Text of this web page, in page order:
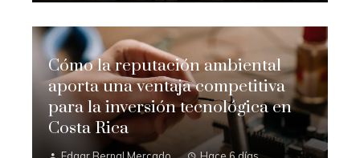
Cómo la reputación ambiental
aporta una ventaja competitiva
para la inversión tecnológica en
Costa Rica
Edgar Bernal Mercado Hace 6 días